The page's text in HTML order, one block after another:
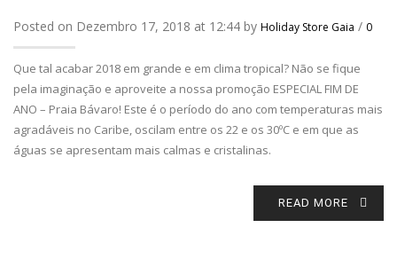
Posted on Dezembro 17, 2018 at 12:44 by Holiday Store Gaia / 0
Que tal acabar 2018 em grande e em clima tropical? Não se fique
pela imaginação e aproveite a nossa promoção ESPECIAL FIM DE
ANO – Praia Bávaro! Este é o período do ano com temperaturas mais
agradáveis no Caribe, oscilam entre os 22 e os 30ºC e em que as
águas se apresentam mais calmas e cristalinas.
READ MORE